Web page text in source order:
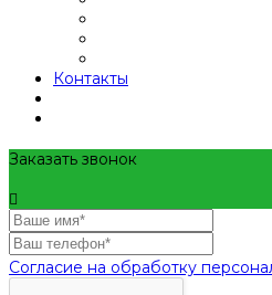
Контакты
Заказать звонок
Согласие на обработку